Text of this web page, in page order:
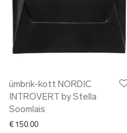
ümbrik-kott NORDIC
INTROVERT by Stella
Soomlais
€ 150.00